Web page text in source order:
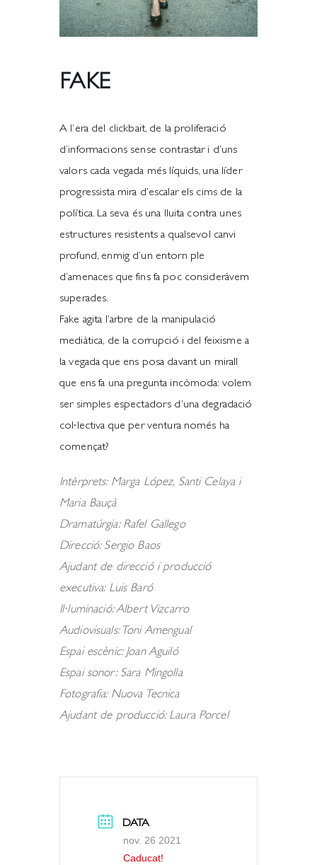
FAKE
A l’era del clickbait, de la proliferació
d’informacions sense contrastar i d’uns
valors cada vegada més líquids, una líder
progressista mira d’escalar els cims de la
política. La seva és una lluita contra unes
estructures resistents a qualsevol canvi
profund, enmig d’un entorn ple
d’amenaces que fins fa poc consideràvem
superades.
Fake agita l’arbre de la manipulació
mediàtica, de la corrupció i del feixisme a
la vegada que ens posa davant un mirall
que ens fa una pregunta incòmoda: volem
ser simples espectadors d’una degradació
col·lectiva que per ventura només ha
començat?
Intèrprets: Marga López, Santi Celaya i
Maria Bauçà
Dramatúrgia: Rafel Gallego
Direcció: Sergio Baos
Ajudant de direcció i producció
executiva: Luis Baró
Il·luminació: Albert Vizcarro
Audiovisuals: Toni Amengual
Espai escènic: Joan Aguiló
Espai sonor: Sara Mingolla
Fotografia: Nuova Tecnica
Ajudant de producció: Laura Porcel
DATA
nov. 26 2021
Caducat!